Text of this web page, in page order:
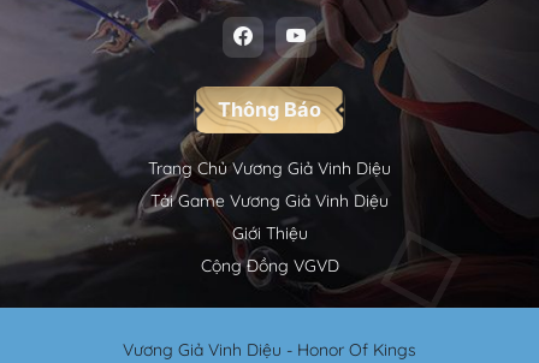
Thông Báo
Trang Chủ Vương Giả Vinh Diệu
Tải Game Vương Giả Vinh Diệu
Giới Thiệu
Cộng Đồng VGVD
Vương Giả Vinh Diệu - Honor Of Kings